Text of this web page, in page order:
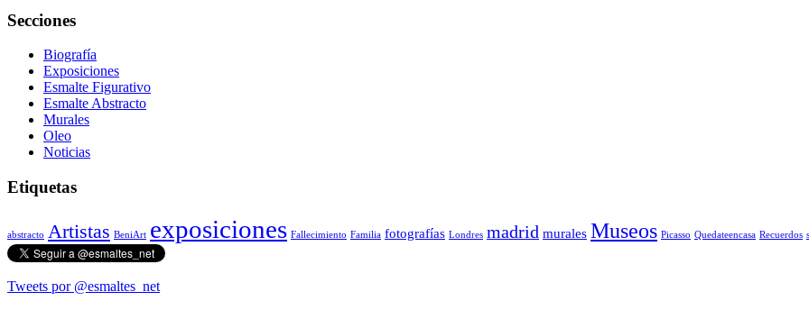
Secciones
Biografía
Exposiciones
Esmalte Figurativo
Esmalte Abstracto
Murales
Oleo
Noticias
Etiquetas
abstracto Artistas BeniArt exposiciones Fallecimiento Familia fotografías Londres madrid murales Museos Picasso Quedateencasa Recuerdos
Tweets por @esmaltes_net